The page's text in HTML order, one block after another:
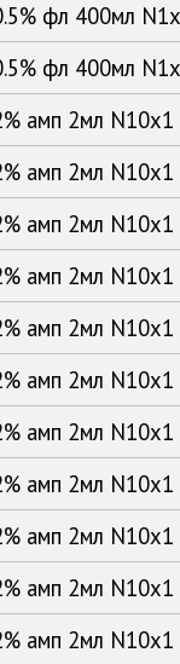
фл 400мл
фл 400мл
амп 2мл
амп 2мл
амп 2мл
амп 2мл
амп 2мл
амп 2мл
амп 2мл
амп 2мл
амп 2мл
амп 2мл
амп 2мл